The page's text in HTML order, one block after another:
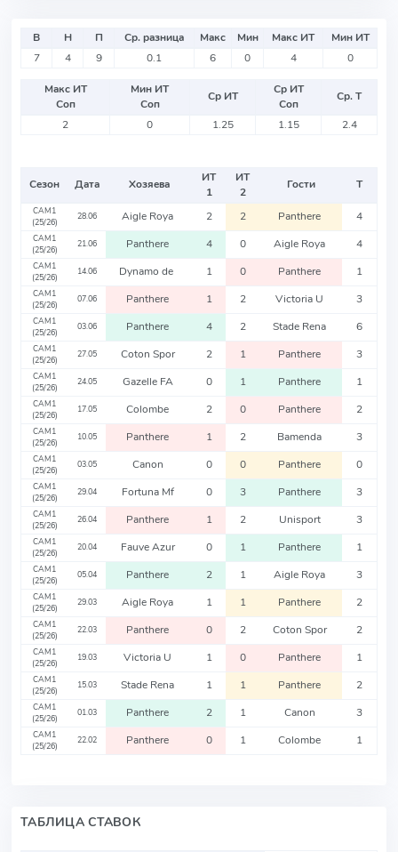
В Н П Ср. разница Макс Мин Макс ИТ
Мин ИТ
7
4 9 0.1 6 0 4 0
Макс ИТ
Соп
Мин ИТ
Соп
Ср ИТ
Ср ИТ
Соп
Ср. Т
2
0 1.25 1.15 2.4
Сезон Дата Хозяева
ИТ
1
ИТ
2
Гости Т
CAM1
(25/26)
28.06 Aigle Roya 2 2 Panthere 4
CAM1
(25/26)
21.06 Panthere 4 0 Aigle Roya 4
CAM1
(25/26)
14.06 Dynamo de 1 0 Panthere 1
CAM1
(25/26)
07.06 Panthere 1 2 Victoria U 3
CAM1
(25/26)
03.06 Panthere 4 2 Stade Rena 6
CAM1
(25/26)
27.05 Coton Spor 2 1 Panthere 3
CAM1
(25/26)
24.05 Gazelle FA 0 1 Panthere 1
CAM1
(25/26)
17.05 Colombe 2 0 Panthere 2
CAM1
(25/26)
10.05 Panthere 1 2 Bamenda 3
CAM1
(25/26)
03.05 Canon 0 0 Panthere 0
CAM1
(25/26)
29.04 Fortuna Mf 0 3 Panthere 3
CAM1
(25/26)
26.04 Panthere 1 2 Unisport 3
CAM1
(25/26)
20.04 Fauve Azur 0 1 Panthere 1
CAM1
(25/26)
05.04 Panthere 2 1 Aigle Roya 3
CAM1
(25/26)
29.03 Aigle Roya 1 1 Panthere 2
CAM1
(25/26)
22.03 Panthere 0 2 Coton Spor 2
CAM1
(25/26)
19.03 Victoria U 1 0 Panthere 1
CAM1
(25/26)
15.03 Stade Rena 1 1 Panthere 2
CAM1
(25/26)
01.03 Panthere 2 1 Canon 3
CAM1
(25/26)
22.02 Panthere 0 1 Colombe 1
ТАБЛИЦА СТАВОК